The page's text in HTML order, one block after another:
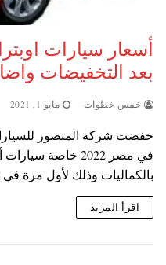
بعد التخفيضات
خمس خطوات مايو 1, 2021
خفضت شركة المنصور
في مصر 2022 خاصة
بالكماليات وذلك لأول مرة
اقرأ المزيد